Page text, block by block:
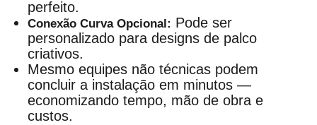
perfeito.
Conexão Curva Opcional: Pode ser
personalizado para designs de palco
criativos.
Mesmo equipes não técnicas podem
concluir a instalação em minutos —
economizando tempo, mão de obra e
custos.